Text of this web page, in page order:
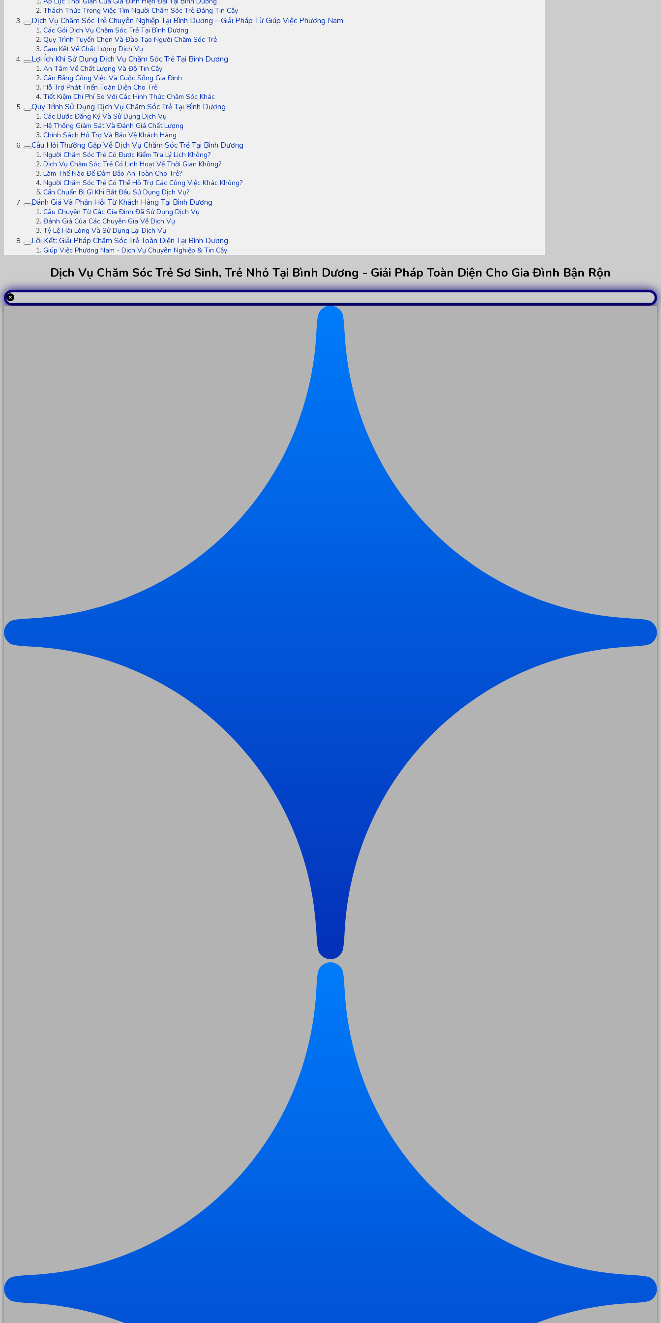
Thách Thức Trong Việc Tìm Người Chăm Sóc Trẻ Đáng Tin Cậy
Dịch Vụ Chăm Sóc Trẻ Chuyên Nghiệp Tại Bình Dương – Giải Pháp Từ Giúp Việc Phương Nam
Các Gói Dịch Vụ Chăm Sóc Trẻ Tại Bình Dương
Quy Trình Tuyển Chọn Và Đào Tạo Người Chăm Sóc Trẻ
Cam Kết Về Chất Lượng Dịch Vụ
Lợi Ích Khi Sử Dụng Dịch Vụ Chăm Sóc Trẻ Tại Bình Dương
An Tâm Về Chất Lượng Và Độ Tin Cậy
Cân Bằng Công Việc Và Cuộc Sống Gia Đình
Hỗ Trợ Phát Triển Toàn Diện Cho Trẻ
Tiết Kiệm Chi Phí So Với Các Hình Thức Chăm Sóc Khác
Quy Trình Sử Dụng Dịch Vụ Chăm Sóc Trẻ Tại Bình Dương
Các Bước Đăng Ký Và Sử Dụng Dịch Vụ
Hệ Thống Giám Sát Và Đánh Giá Chất Lượng
Chính Sách Hỗ Trợ Và Bảo Vệ Khách Hàng
Câu Hỏi Thường Gặp Về Dịch Vụ Chăm Sóc Trẻ Tại Bình Dương
Người Chăm Sóc Trẻ Có Được Kiểm Tra Lý Lịch Không?
Dịch Vụ Chăm Sóc Trẻ Có Linh Hoạt Về Thời Gian Không?
Làm Thế Nào Để Đảm Bảo An Toàn Cho Trẻ?
Người Chăm Sóc Trẻ Có Thể Hỗ Trợ Các Công Việc Khác Không?
Cần Chuẩn Bị Gì Khi Bắt Đầu Sử Dụng Dịch Vụ?
Đánh Giá Và Phản Hồi Từ Khách Hàng Tại Bình Dương
Câu Chuyện Từ Các Gia Đình Đã Sử Dụng Dịch Vụ
Đánh Giá Của Các Chuyên Gia Về Dịch Vụ
Tỷ Lệ Hài Lòng Và Sử Dụng Lại Dịch Vụ
Lời Kết: Giải Pháp Chăm Sóc Trẻ Toàn Diện Tại Bình Dương
Giúp Việc Phương Nam - Dịch Vụ Chuyên Nghiệp & Tin Cậy
Dịch Vụ Chăm Sóc Trẻ Sơ Sinh, Trẻ Nhỏ Tại Bình Dương - Giải Pháp Toàn Diện Cho Gia Đình Bận Rộn